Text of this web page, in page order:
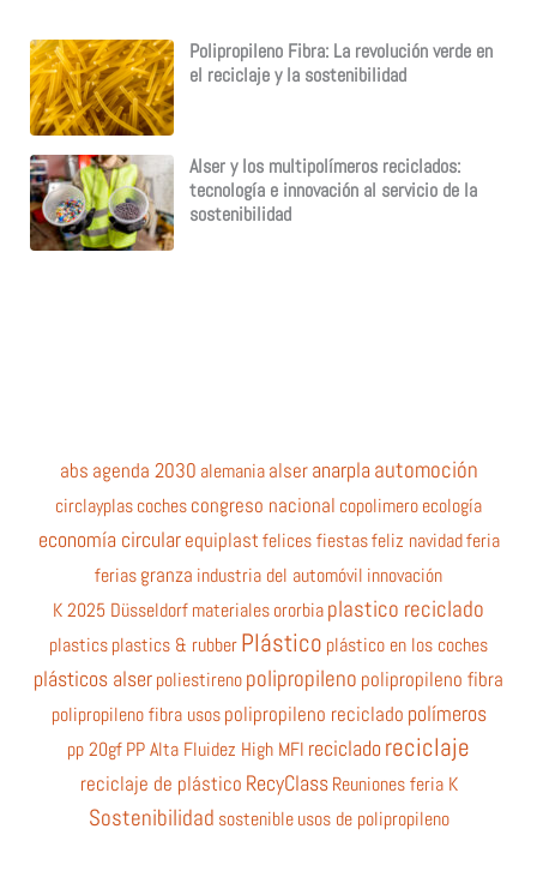
Polipropileno Fibra: La revolución verde en
el reciclaje y la sostenibilidad
Alser y los multipolímeros reciclados:
tecnología e innovación al servicio de la
sostenibilidad
abs agenda 2030 alemania alser anarpla automoción
circlayplascochescongreso nacional copolimeroecología
economía circular equiplastfelices fiestasfeliz navidadferia
feriasgranza industria del automóvil innovación
K 2025 Düsseldorfmaterialesororbiaplastico reciclado
plasticsplastics & rubberPlástico plástico en los coches
plásticos alserpoliestirenopolipropileno polipropileno fibra
polipropileno fibra usos polipropileno reciclado polímeros
pp 20gfPP Alta Fluidez High MFI reciclado reciclaje
reciclaje de plástico RecyClass Reuniones feria K
Sostenibilidad sostenible usos de polipropileno